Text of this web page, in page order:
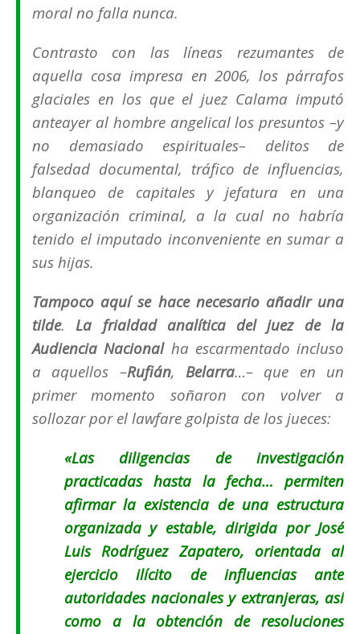
moral no falla nunca.
Contrasto con las líneas rezumantes de
aquella cosa impresa en 2006, los párrafos
glaciales en los que el juez Calama imputó
anteayer al hombre angelical los presuntos –y
no demasiado espirituales– delitos de
falsedad documental, tráfico de influencias,
blanqueo de capitales y jefatura en una
organización criminal, a la cual no habría
tenido el imputado inconveniente en sumar a
sus hijas.
Tampoco aquí se hace necesario añadir una
tilde. La frialdad analítica del juez de la
Audiencia Nacionalha escarmentado incluso
a aquellos –Rufián, Belarra…– que en un
primer momento soñaron con volver a
sollozar por el lawfare golpista de los jueces:
«Las diligencias de investigación
practicadas hasta la fecha… permiten
afirmar la existencia de una estructura
organizada y estable, dirigida por José
Luis Rodríguez Zapatero, orientada al
ejercicio ilícito de influencias ante
autoridades nacionales y extranjeras, así
como a la obtención de resoluciones